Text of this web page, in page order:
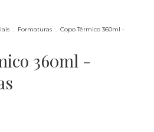
. Formaturas . Copo Térmico 360ml -
360ml -